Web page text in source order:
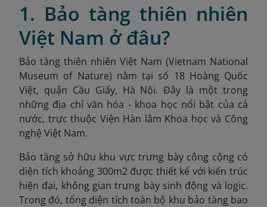
1. Bảo tàng thiên nhiên
Việt Nam ở đâu?
Bảo tàng thiên nhiên Việt Nam (Vietnam National
Museum of Nature) nằm tại số 18 Hoàng Quốc
Việt, quận Cầu Giấy, Hà Nội. Đây là một trong
những địa chỉ văn hóa - khoa học nổi bật của cả
nước, trực thuộc Viện Hàn lâm Khoa học và Công
nghệ Việt Nam.
Bảo tàng sở hữu khu vực trưng bày công cộng có
diện tích khoảng 300m2 được thiết kế với kiến trúc
hiện đại, không gian trưng bày sinh động và logic.
Trong đó, tổng diện tích toàn bộ khu bảo tàng bao